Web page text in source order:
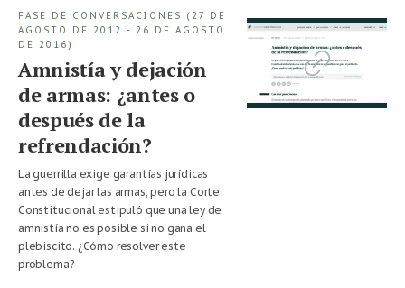
FASE DE CONVERSACIONES (27 DE
AGOSTO DE 2012 - 26 DE AGOSTO
DE 2016)
Amnistía y dejación
de armas: ¿antes o
después de la
refrendación?
La guerrilla exige garantías jurídicas
antes de dejar las armas, pero la Corte
Constitucional estipuló que una ley de
amnistía no es posible si no gana el
plebiscito. ¿Cómo resolver este
problema?